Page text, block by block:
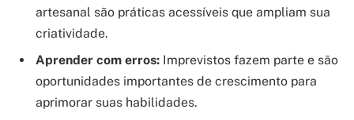
artesanal são práticas acessíveis que ampliam sua
criatividade.
Aprender com erros: Imprevistos fazem parte e são
oportunidades importantes de crescimento para
aprimorar suas habilidades.